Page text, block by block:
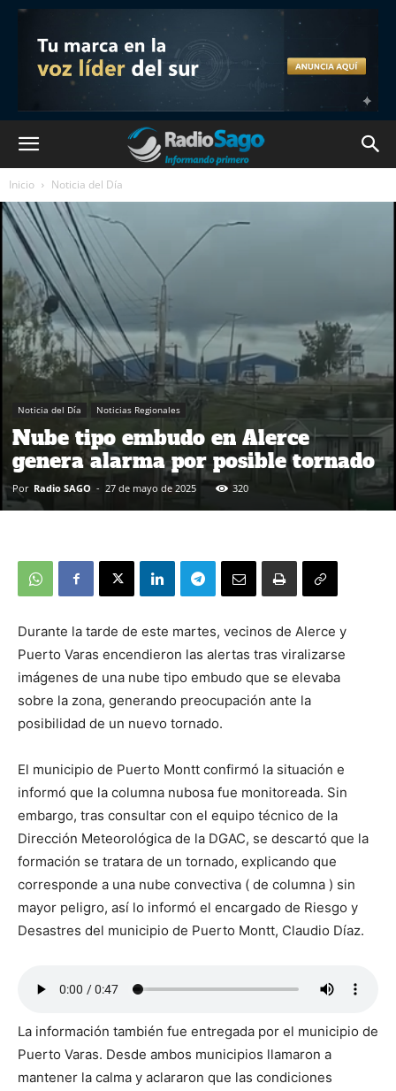
Inicio Noticia del Día
Noticia del Día Noticias Regionales
Nube tipo embudo en Alerce
genera alarma por posible tornado
Por Radio SAGO - 27 de mayo de 2025 320
Durante la tarde de este martes, vecinos de Alerce y
Puerto Varas encendieron las alertas tras viralizarse
imágenes de una nube tipo embudo que se elevaba
sobre la zona, generando preocupación ante la
posibilidad de un nuevo tornado.
El municipio de Puerto Montt confirmó la situación e
informó que la columna nubosa fue monitoreada. Sin
embargo, tras consultar con el equipo técnico de la
Dirección Meteorológica de la DGAC, se descartó que la
formación se tratara de un tornado, explicando que
corresponde a una nube convectiva ( de columna ) sin
mayor peligro, así lo informó el encargado de Riesgo y
Desastres del municipio de Puerto Montt, Claudio Díaz.
La información también fue entregada por el municipio de
Puerto Varas. Desde ambos municipios llamaron a
mantener la calma y aclararon que las condiciones